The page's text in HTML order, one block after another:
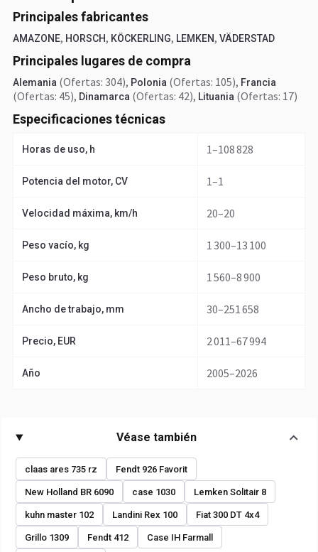
Principales fabricantes
AMAZONE, HORSCH, KÖCKERLING, LEMKEN, VÄDERSTAD
Principales lugares de compra
Alemania (Ofertas: 304), Polonia (Ofertas: 105), Francia
(Ofertas: 45), Dinamarca (Ofertas: 42), Lituania (Ofertas: 17)
Especificaciones técnicas
Horas de uso, h 1–108 828
Potencia del motor, CV 1–1
Velocidad máxima, km/h 20–20
Peso vacío, kg 1 300–13 100
Peso bruto, kg 1 560–8 900
Ancho de trabajo, mm 30–251 658
Precio, EUR 2 011–67 994
Año 2005–2026
Véase también
claas ares 735 rz Fendt 926 Favorit
New Holland BR 6090 case 1030 Lemken Solitair 8
kuhn master 102 Landini Rex 100 Fiat 300 DT 4x4
Grillo 1309 Fendt 412 Case IH Farmall